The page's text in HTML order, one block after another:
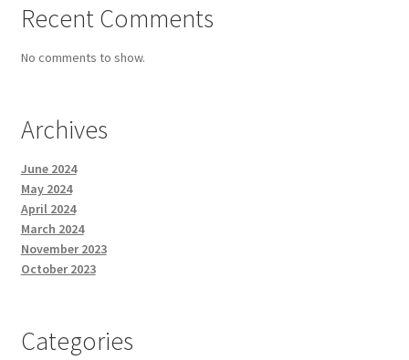
Recent Comments
No comments to show.
Archives
June 2024
May 2024
April 2024
March 2024
November 2023
October 2023
Categories